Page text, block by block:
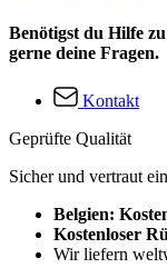
Benötigst du Hilfe
gerne deine Fragen.
Kontakt
Geprüfte Qualität
Sicher und vertraut
Belgien:
Kostenloser
Wir liefern